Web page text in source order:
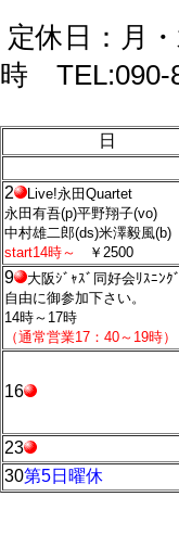
定休日：月
時 TEL:090-
日
2
Live!永田Quartet
永田有吾(p)平野翔子(vo)
中村雄二郎(ds)米澤毅風(b)
start14時～
￥2500
9
大阪ｼﾞｬｽﾞ同好会ﾘｽﾆﾝ
自由に御参加下さい。
14時～17時
（通常営業17：40～19時
16
23
30第5日曜休